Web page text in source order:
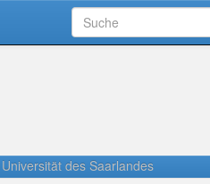
des Saarlandes